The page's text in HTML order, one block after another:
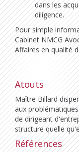
dans les
diligence.
Pour simple
Cabinet NMCG
Affaires en qualité
Atouts
Maître Billard
aux
de dirigeant
structure quelle
Références